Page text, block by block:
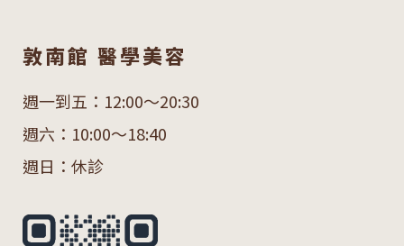
敦南館 醫學美容
週一到五：12:00～20:30
週六：10:00～18:40
週日：休診